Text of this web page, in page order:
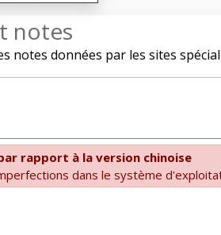
notes
notes données par les sites
rapport à la version chinoise
dans le système